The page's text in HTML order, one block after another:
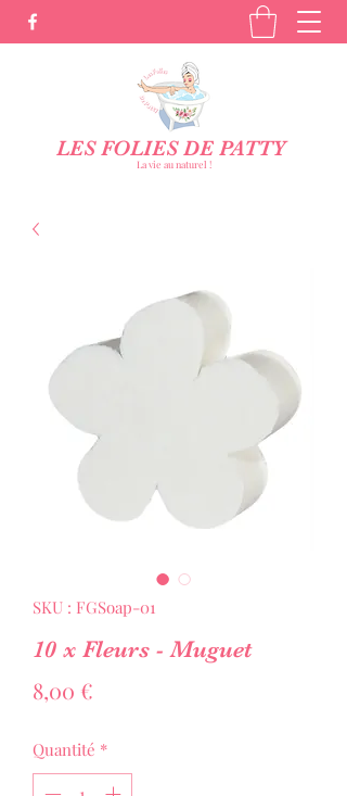
LES FOLIES DE PATTY
La vie au naturel !
SKU : FGSoap-01
10 x Fleurs - Muguet
8,00 €
Quantité *